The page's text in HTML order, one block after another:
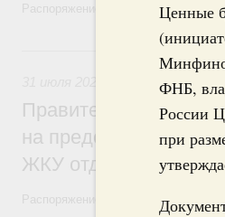
Ценные
ФНБ,
России
при
Распоряжение от 25 июля 2026
Социальная
Правительство
на предоставление
ЖКУ отдельным
Распоряжение от 30 июля 2026 года